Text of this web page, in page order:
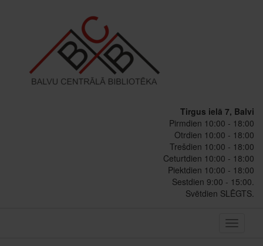
Tirgus ielā 7, Balvi
Pirmdien 10:00 - 18:00
Otrdien 10:00 - 18:00
Trešdien 10:00 - 18:00
Ceturtdien 10:00 - 18:00
Piektdien 10:00 - 18:00
Sestdien 9:00 - 15:00.
Svētdien SLĒGTS.
Toggle